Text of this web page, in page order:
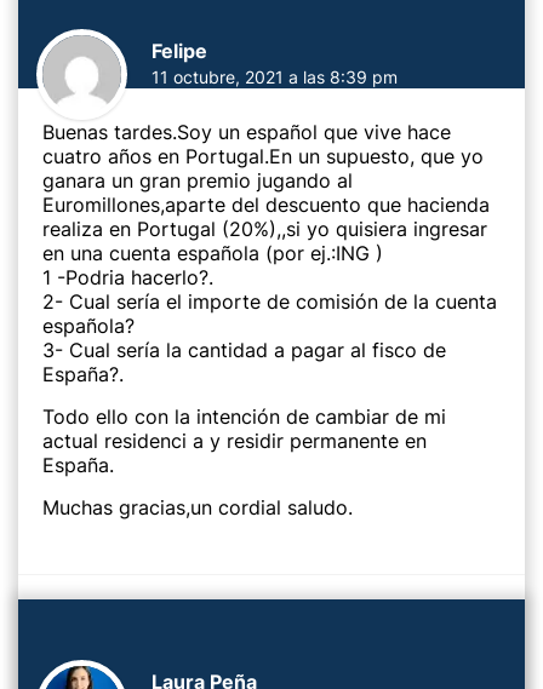
Felipe
11 octubre, 2021 a las 8:39 pm
Buenas tardes.Soy un español que vive hace
cuatro años en Portugal.En un supuesto, que yo
ganara un gran premio jugando al
Euromillones,aparte del descuento que hacienda
realiza en Portugal (20%),,si yo quisiera ingresar
en una cuenta española (por ej.:ING )
1 -Podria hacerlo?.
2- Cual sería el importe de comisión de la cuenta
española?
3- Cual sería la cantidad a pagar al fisco de
España?.
Todo ello con la intención de cambiar de mi
actual residenci a y residir permanente en
España.
Muchas gracias,un cordial saludo.
Laura Peña